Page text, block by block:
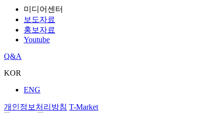
미디어센터
보도자료
홍보자료
Youtube
Q&A
KOR
ENG
개인정보처리방침 T-Market